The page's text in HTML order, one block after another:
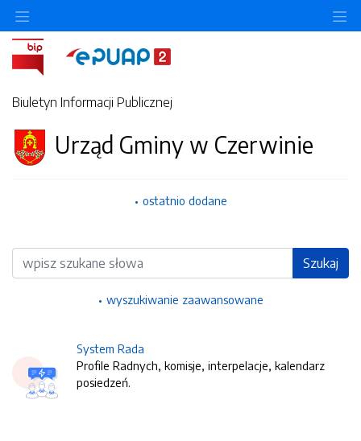
Biuletyn Informacji Publicznej
Urząd Gminy w Czerwinie
ostatnio dodane
Wyszukiwarka Szukaj
wyszukiwanie zaawansowane
System Rada
Profile Radnych, komisje, interpelacje, kalendarz
posiedzeń.